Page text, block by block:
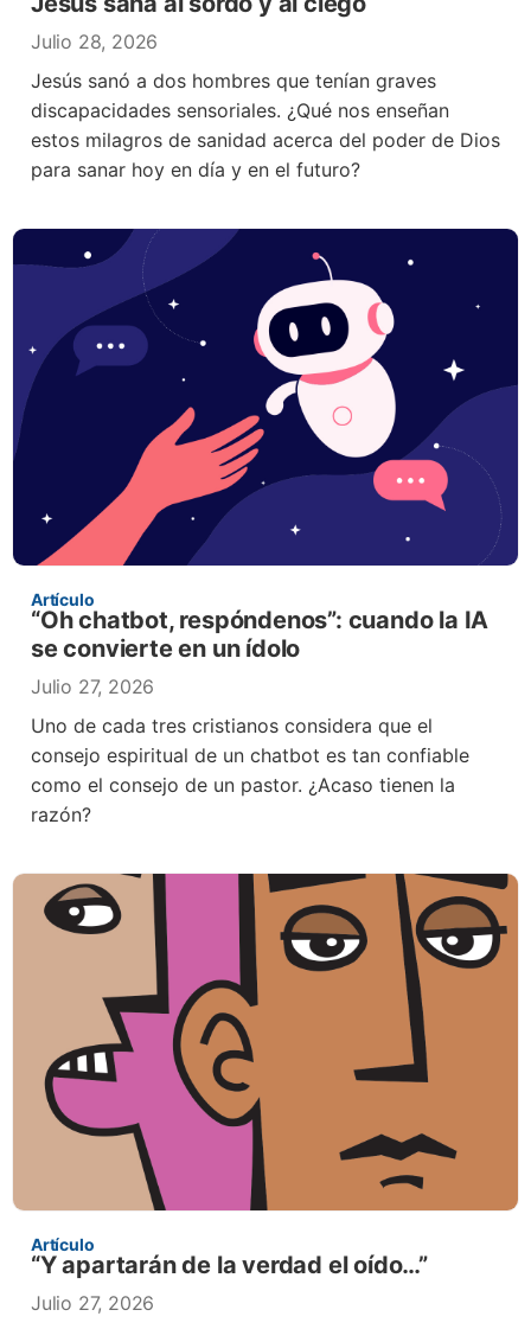
Julio 28, 2026
Jesús sanó a dos hombres que tenían graves
discapacidades sensoriales. ¿Qué nos enseñan
estos milagros de sanidad acerca del poder de Dios
para sanar hoy en día y en el futuro?
Artículo
“Oh chatbot, respóndenos”: cuando la IA
se convierte en un ídolo
Julio 27, 2026
Uno de cada tres cristianos considera que el
consejo espiritual de un chatbot es tan confiable
como el consejo de un pastor. ¿Acaso tienen la
razón?
Artículo
“Y apartarán de la verdad el oído…”
Julio 27, 2026